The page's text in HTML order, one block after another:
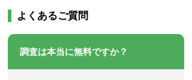
よくあるご質問
調査は本当に無料ですか？